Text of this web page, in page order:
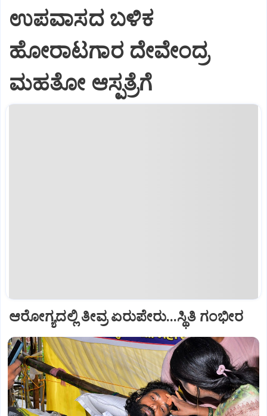
ಉಪವಾಸದ ಬಳಿಕ
ಹೋರಾಟಗಾರ ದೇವೇಂದ್ರ
ಮಹತೋ ಆಸ್ಪತ್ರೆಗೆ
ಆರೋಗ್ಯದಲ್ಲಿ ತೀವ್ರ ಏರುಪೇರು...ಸ್ಥಿತಿ ಗಂಭೀರ